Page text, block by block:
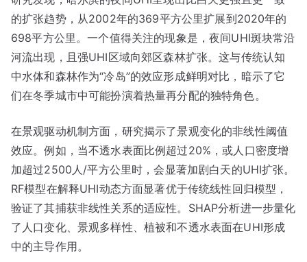
的扩张趋势，从2002年的369平方公里扩展到2020年的
698平方公里。一个值得关注的现象是，夜间UHI斑块常沿
河流出现，且强UHI区域向郊区森林扩张。这与传统认知
中水体和森林作为“冷岛”的效应形成鲜明对比，暗示了它
们在冬季城市中可能扮演着热量再分配的独特角色。
在景观驱动机制方面，研究揭示了景观变化的非线性阈值
效应。例如，当不透水表面比例超过20%，或人口密度增
加超过2500人/平方公里时，会显著加剧白天的UHI扩张。
RF模型在解释UHI动态方面显著优于传统线性回归模型，
验证了其捕获非线性关系的适应性。SHAP分析进一步量化
了人口变化、景观多样性、植被和不透水表面在UHI形成
中的主导作用。